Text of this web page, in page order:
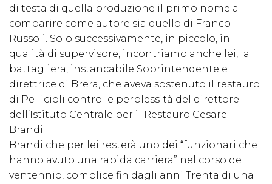
di testa di quella produzione il primo nome a
comparire come autore sia quello di Franco
Russoli. Solo successivamente, in piccolo, in
qualità di supervisore, incontriamo anche lei, la
battagliera, instancabile Soprintendente e
direttrice di Brera, che aveva sostenuto il restauro
di Pellicioli contro le perplessità del direttore
dell’Istituto Centrale per il Restauro Cesare
Brandi.
Brandi che per lei resterà uno dei “funzionari che
hanno avuto una rapida carriera” nel corso del
ventennio, complice fin dagli anni Trenta di una